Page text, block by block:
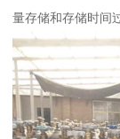
量存储和存储时间